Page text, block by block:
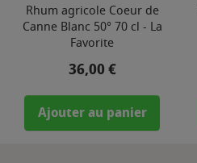
Rhum agricole Coeur de
Canne Blanc 50° 70 cl - La
Favorite
Prix
36,00 €
Ajouter au panier